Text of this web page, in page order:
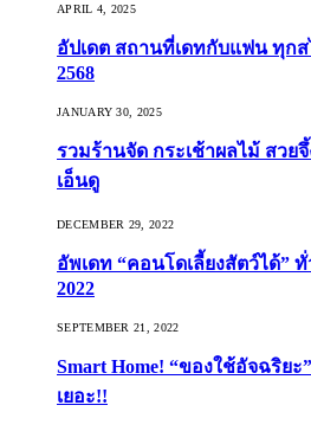
APRIL 4, 2025
อัปเดต สถานที่เดทกับแฟน ทุก
2568
JANUARY 30, 2025
รวมร้านจัด กระเช้าผลไม้ สวย
เอ็นดู
DECEMBER 29, 2022
อัพเดท “คอนโดเลี้ยงสัตว์ได้”
2022
SEPTEMBER 21, 2022
Smart Home! “ของใช้อัจฉริย
เยอะ!!